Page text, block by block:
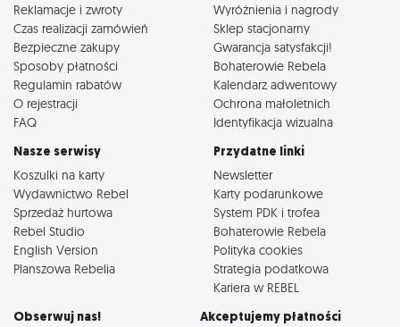
Reklamacje i zwroty
Czas realizacji zamówień
Bezpieczne zakupy
Sposoby płatności
Regulamin rabatów
O rejestracji
FAQ
Wyróżnienia i nagrody
Sklep stacjonarny
Gwarancja satysfakcji!
Bohaterowie Rebela
Kalendarz adwentowy
Ochrona małoletnich
Identyfikacja wizualna
Nasze serwisy
Koszulki na karty
Wydawnictwo Rebel
Sprzedaż hurtowa
Rebel Studio
English Version
Planszowa Rebelia
Przydatne linki
Newsletter
Karty podarunkowe
System PDK i trofea
Bohaterowie Rebela
Polityka cookies
Strategia podatkowa
Kariera w REBEL
Obserwuj nas! Akceptujemy płatności